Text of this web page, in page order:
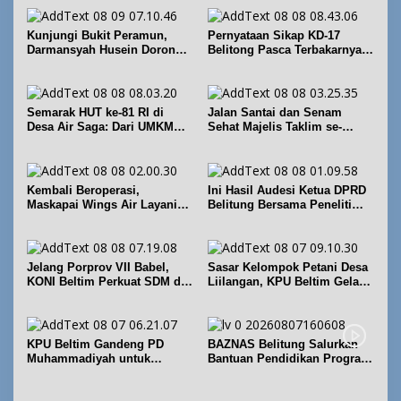
Kunjungi Bukit Peramun,
Darmansyah Husein Dorong
Pernyataan Sikap KD-17
Belitong Pasca Terbakarnya
Semarak HUT ke-81 RI di
Desa Air Saga: Dari UMKM
Jalan Santai dan Senam
Sehat Majelis Taklim se-
Kembali Beroperasi,
Maskapai Wings Air Layani
Ini Hasil Audesi Ketua DPRD
Belitung Bersama Peneliti
Jelang Porprov VII Babel,
KONI Beltim Perkuat SDM di
Sasar Kelompok Petani Desa
Liilangan, KPU Beltim Gelar
KPU Beltim Gandeng PD
Muhammadiyah untuk
BAZNAS Belitung Salurkan
Bantuan Pendidikan Program